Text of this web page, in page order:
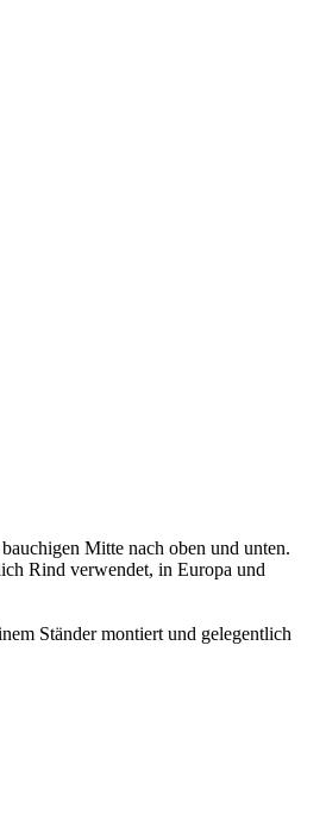
Mitte nach oben und unten.
Rind verwendet, in Europa und
Ständer montiert und gelegentlich